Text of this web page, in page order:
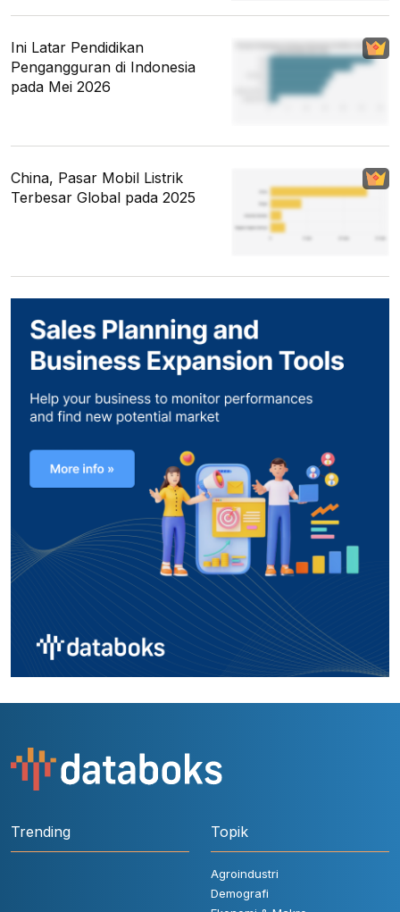
Ini Latar Pendidikan
Pengangguran di Indonesia
pada Mei 2026
China, Pasar Mobil Listrik
Terbesar Global pada 2025
Trending Topik
Agroindustri
Demografi